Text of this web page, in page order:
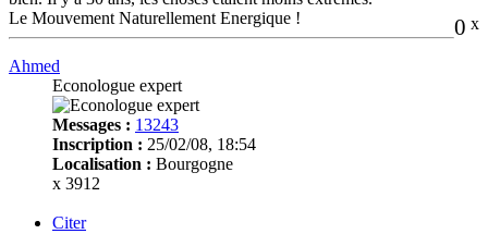
0 x
Le Mouvement Naturellement Energique !
Ahmed
Econologue expert
Messages : 13243
Inscription : 25/02/08, 18:54
Localisation : Bourgogne
x 3912
Citer